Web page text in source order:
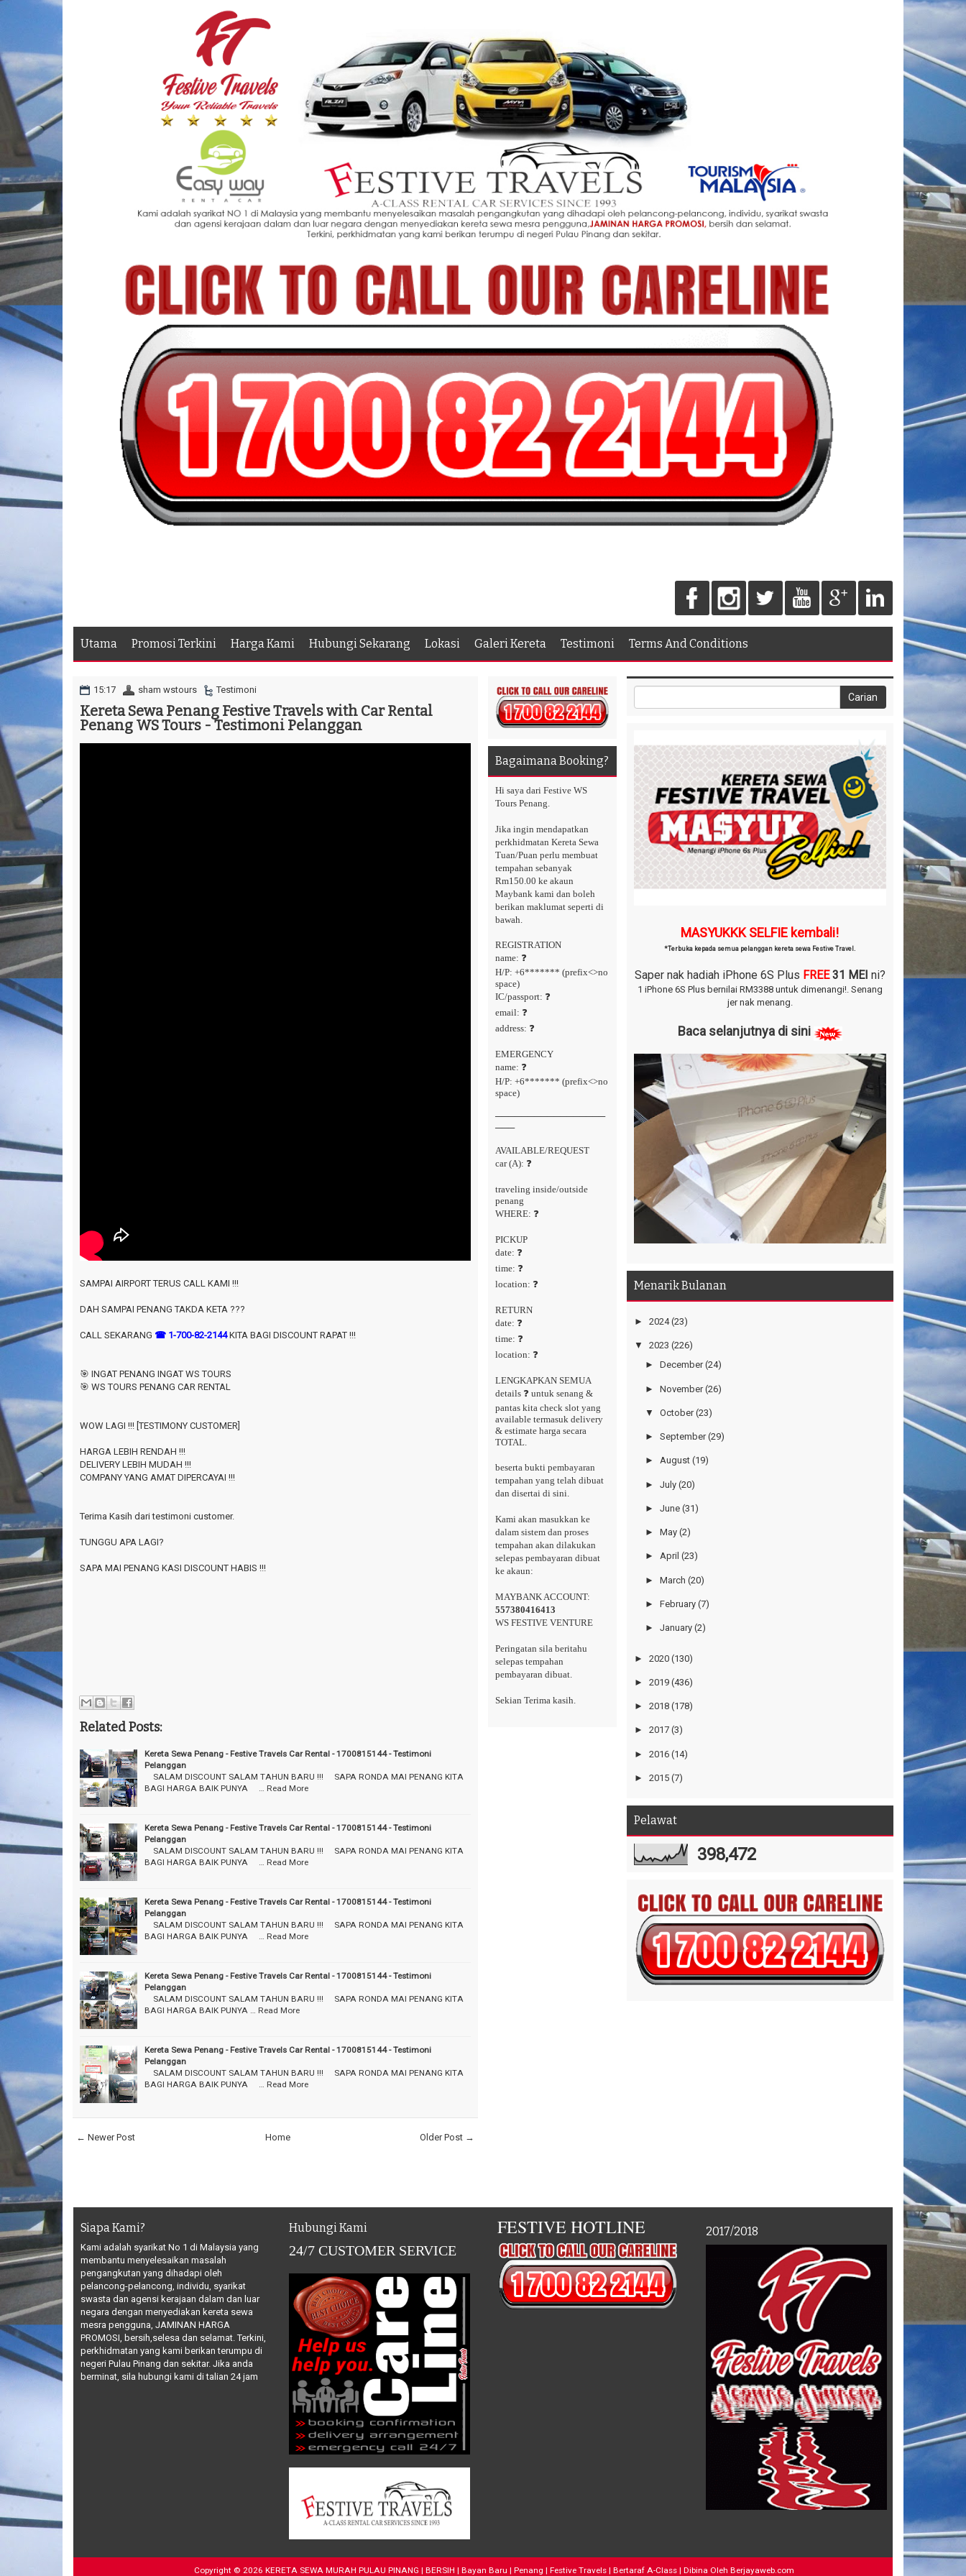
Utama Promosi Terkini Harga Kami Hubungi Sekarang Lokasi Galeri Kereta Testimoni Terms And Conditions
15:17 sham wstours Testimoni
Kereta Sewa Penang Festive Travels with Car Rental
Penang WS Tours - Testimoni Pelanggan
SAMPAI AIRPORT TERUS CALL KAMI !!!
DAH SAMPAI PENANG TAKDA KETA ???
CALL SEKARANG ☎ 1-700-82-2144KITA BAGI DISCOUNT RAPAT !!!
🎯 INGAT PENANG INGAT WS TOURS
🎯 WS TOURS PENANG CAR RENTAL
WOW LAGI !!! [TESTIMONY CUSTOMER]
HARGA LEBIH RENDAH !!!
DELIVERY LEBIH MUDAH !!!
COMPANY YANG AMAT DIPERCAYAI !!!
Terima Kasih dari testimoni customer.
TUNGGU APA LAGI?
SAPA MAI PENANG KASI DISCOUNT HABIS !!!
Related Posts:
Kereta Sewa Penang - Festive Travels Car Rental - 1700815144 - Testimoni
Pelanggan
⠀ SALAM DISCOUNT SALAM TAHUN BARU !!! ⠀ SAPA RONDA MAI PENANG KITA
BAGI HARGA BAIK PUNYA ⠀ … Read More
Kereta Sewa Penang - Festive Travels Car Rental - 1700815144 - Testimoni
Pelanggan
⠀ SALAM DISCOUNT SALAM TAHUN BARU !!! ⠀ SAPA RONDA MAI PENANG KITA
BAGI HARGA BAIK PUNYA ⠀ … Read More
Kereta Sewa Penang - Festive Travels Car Rental - 1700815144 - Testimoni
Pelanggan
⠀ SALAM DISCOUNT SALAM TAHUN BARU !!! ⠀ SAPA RONDA MAI PENANG KITA
BAGI HARGA BAIK PUNYA ⠀ … Read More
Kereta Sewa Penang - Festive Travels Car Rental - 1700815144 - Testimoni
Pelanggan
⠀ SALAM DISCOUNT SALAM TAHUN BARU !!! ⠀ SAPA RONDA MAI PENANG KITA
BAGI HARGA BAIK PUNYA … Read More
Kereta Sewa Penang - Festive Travels Car Rental - 1700815144 - Testimoni
Pelanggan
⠀ SALAM DISCOUNT SALAM TAHUN BARU !!! ⠀ SAPA RONDA MAI PENANG KITA
BAGI HARGA BAIK PUNYA ⠀ … Read More
← Newer Post Older Post →
Home
Bagaimana Booking?
Hi saya dari Festive WS
Tours Penang.
Jika ingin mendapatkan
perkhidmatan Kereta Sewa
Tuan/Puan perlu membuat
tempahan sebanyak
Rm150.00 ke akaun
Maybank kami dan boleh
berikan maklumat seperti di
bawah.
REGISTRATION
name: ❓
H/P: +6******* (prefix<>no
space)
IC/passport: ❓
email: ❓
address: ❓
EMERGENCY
name: ❓
H/P: +6******* (prefix<>no
space)
─────────────────
───
AVAILABLE/REQUEST
car (A): ❓
traveling inside/outside
penang
WHERE: ❓
PICKUP
date: ❓
time: ❓
location: ❓
RETURN
date: ❓
time: ❓
location: ❓
LENGKAPKAN SEMUA
details ❓ untuk senang &
pantas kita check slot yang
available termasuk delivery
& estimate harga secara
TOTAL.
beserta bukti pembayaran
tempahan yang telah dibuat
dan disertai di sini.
Kami akan masukkan ke
dalam sistem dan proses
tempahan akan dilakukan
selepas pembayaran dibuat
ke akaun:
MAYBANK ACCOUNT:
557380416413
WS FESTIVE VENTURE
Peringatan sila beritahu
selepas tempahan
pembayaran dibuat.
Sekian Terima kasih.
MASYUKKK SELFIE kembali!
*Terbuka kepada semua pelanggan kereta sewa Festive Travel.
Saper nak hadiah iPhone 6S Plus FREE 31 MEI ni?
1 iPhone 6S Plus bernilai RM3388 untuk dimenangi!. Senang
jer nak menang.
Baca selanjutnya di sini
Menarik Bulanan
► 2024 (23)
▼ 2023 (226)
►December (24)
►November (26)
▼ October (23)
►September (29)
►August (19)
►July (20)
►June (31)
►May (2)
►April (23)
►March (20)
►February (7)
►January (2)
► 2020 (130)
► 2019 (436)
► 2018 (178)
► 2017 (3)
► 2016 (14)
► 2015 (7)
Pelawat
398,472
Siapa Kami?
Kami adalah syarikat No 1 di Malaysia yang
membantu menyelesaikan masalah
pengangkutan yang dihadapi oleh
pelancong-pelancong, individu, syarikat
swasta dan agensi kerajaan dalam dan luar
negara dengan menyediakan kereta sewa
mesra pengguna, JAMINAN HARGA
PROMOSI, bersih,selesa dan selamat. Terkini,
perkhidmatan yang kami berikan terumpu di
negeri Pulau Pinang dan sekitar. Jika anda
berminat, sila hubungi kami di talian 24 jam
Hubungi Kami
24/7 CUSTOMER SERVICE
FESTIVE HOTLINE 2017/2018
Copyright © 2026 KERETA SEWA MURAH PULAU PINANG | BERSIH | Bayan Baru | Penang | Festive Travels | Bertaraf A-Class| Dibina Oleh Berjayaweb.com